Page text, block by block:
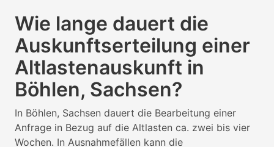
Wie lange dauert die
Auskunftserteilung einer
Altlastenauskunft in
Böhlen, Sachsen?
In Böhlen, Sachsen dauert die Bearbeitung einer
Anfrage in Bezug auf die Altlasten ca. zwei bis vier
Wochen. In Ausnahmefällen kann die